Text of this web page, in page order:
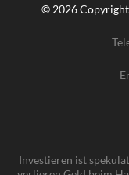
© 2026 Copyright
Investieren ist